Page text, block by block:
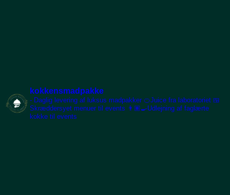
kokkensmadpakke
- Daglig levering af luksus madpakker 🍊Juice fra laboratoriet 🍱
Skræddersyet menuer til events 👨🏽‍🍳Udlejning af faglærte
kokke til events